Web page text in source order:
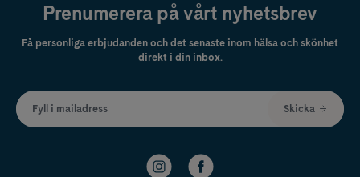
Prenumerera på vårt nyhetsbrev
Få personliga erbjudanden och det senaste inom hälsa och skönhet
direkt i din inbox.
Fyll i mailadress Skicka